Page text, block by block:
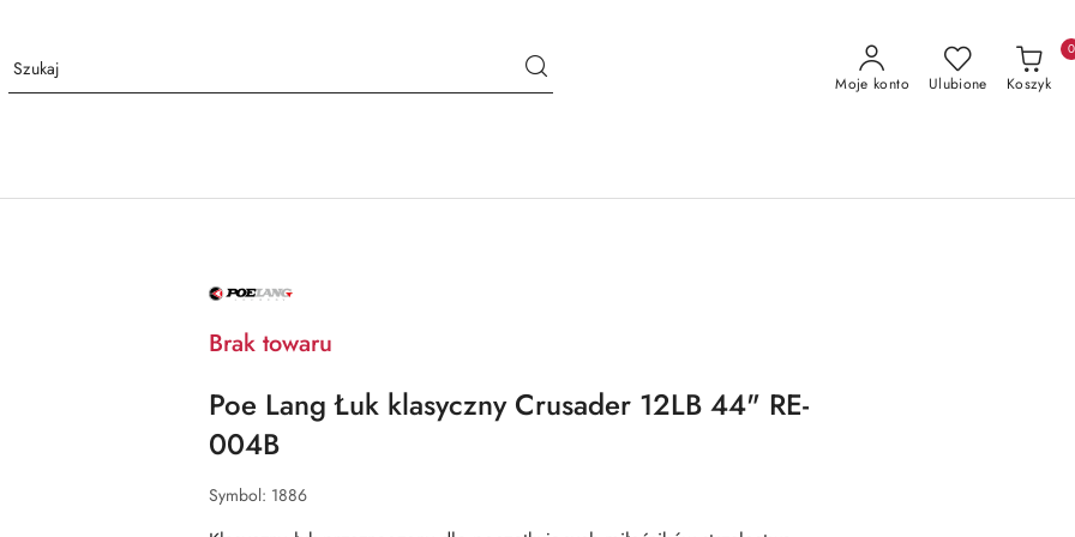
Moje konto Ulubione Koszyk
0
NAZWA
PRODUCENTA:
LANG
ENTERPRISE
Brak towaru
Poe Lang Łuk klasyczny Crusader 12LB 44" RE-
004B
Symbol: 1886